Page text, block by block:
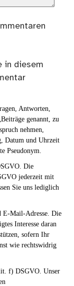
in diesem
Antworten,
genannt, zu
nehmen,
Datum und Uhrzeit
Pseudonym.
Die
jederzeit mit
Sie uns lediglich
E-Mail-Adresse. Die
Interesse daran
sofern Ihr
wie rechtswidrig
f) DSGVO. Unser